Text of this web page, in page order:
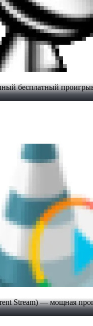
бесплатный
Stream) — мощная